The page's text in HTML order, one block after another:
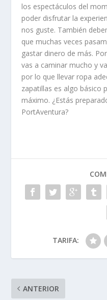
los espectáculos del
poder disfrutar la
nos guste. También
que muchas veces
gastar dinero de más.
vas a caminar mucho y
por lo que llevar ropa
zapatillas es algo básico
máximo. ¿Estás
PortAventura?
TARIFA:
ANTERIOR